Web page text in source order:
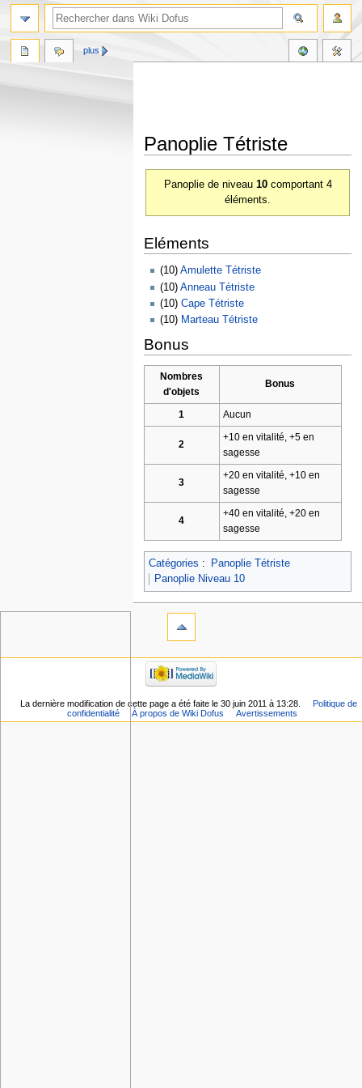
Panoplie Tétriste
Panoplie de niveau 10comportant 4
éléments.
Eléments
(10)Amulette Tétriste
(10)Anneau Tétriste
(10)Cape Tétriste
(10) Marteau Tétriste
Bonus
Nombres
d'objets
Bonus
1 Aucun
2
+10 en vitalité, +5 en
sagesse
3
+20 en vitalité, +10 en
sagesse
4
+40 en vitalité, +20 en
sagesse
Catégories :
Panoplie Tétriste
Panoplie Niveau 10
plus
La dernière modification de cette page a été faite le 30 juin 2011 à 13:28.
Politique de
confidentialité
À propos de Wiki Dofus Avertissements